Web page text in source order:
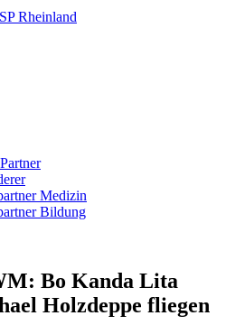
Rheinland
Medizin
Bildung
Bo Kanda Lita
Holzdeppe fliegen